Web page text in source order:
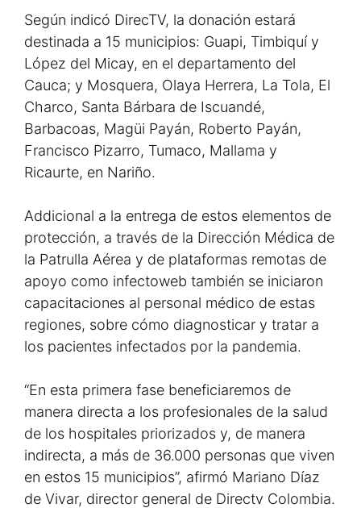
Según indicó DirecTV, la donación estará
destinada a 15 municipios: Guapi, Timbiquí y
López del Micay, en el departamento del
Cauca; y Mosquera, Olaya Herrera, La Tola, El
Charco, Santa Bárbara de Iscuandé,
Barbacoas, Magüi Payán, Roberto Payán,
Francisco Pizarro, Tumaco, Mallama y
Ricaurte, en Nariño.
Addicional a la entrega de estos elementos de
protección, a través de la Dirección Médica de
la Patrulla Aérea y de plataformas remotas de
apoyo como infectoweb también se iniciaron
capacitaciones al personal médico de estas
regiones, sobre cómo diagnosticar y tratar a
los pacientes infectados por la pandemia.
“En esta primera fase beneficiaremos de
manera directa a los profesionales de la salud
de los hospitales priorizados y, de manera
indirecta, a más de 36.000 personas que viven
en estos 15 municipios”, afirmó Mariano Díaz
de Vivar, director general de Directv Colombia.